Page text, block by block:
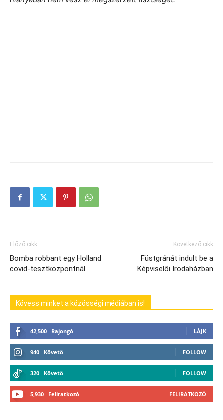
Előző cikk
Bomba robbant egy Holland
covid-tesztközpontnál
Következő cikk
Füstgránát indult be a
Képviselői Irodaházban
Kövess minket a közösségi médiában is!
42,500 Rajongó LÁJK
940 Követő FOLLOW
320 Követő FOLLOW
5,930 Feliratkozó FELIRATKOZÓ